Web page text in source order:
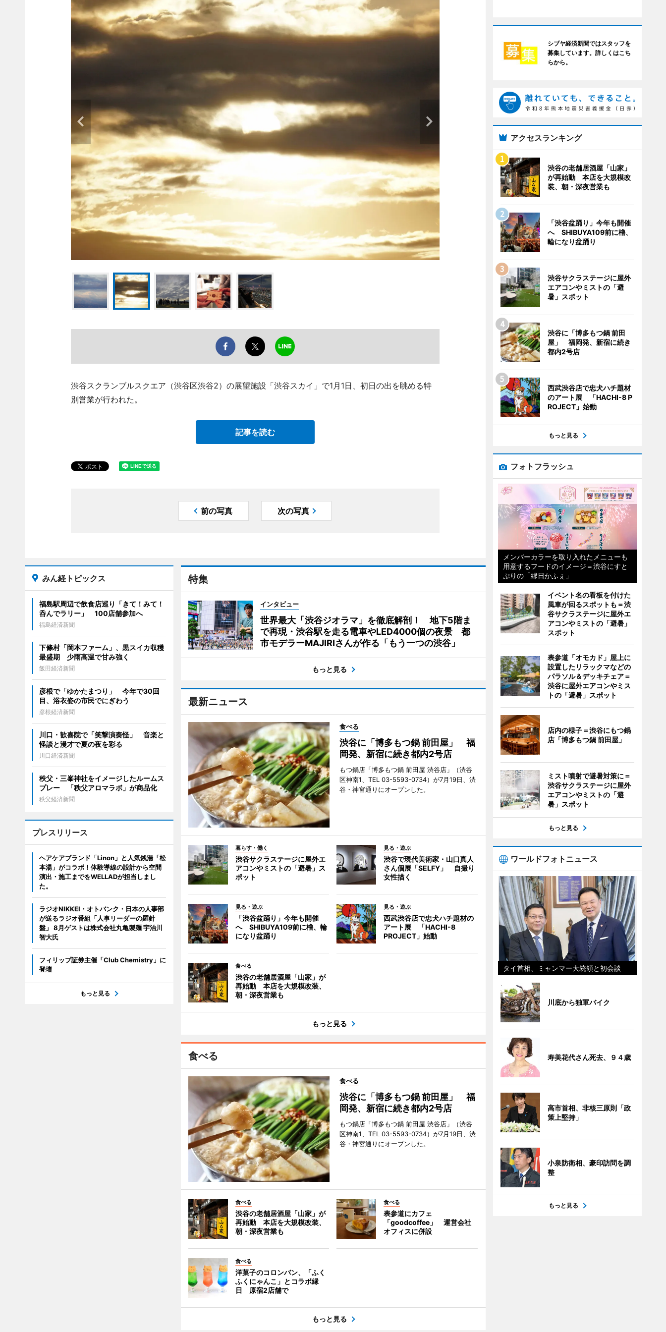
渋谷スクランブルスクエア（渋谷区渋谷2）の展望施設「渋谷スカイ」で1月1日、初日の出を眺める特
別営業が行われた。
記事を読む
前の写真 次の写真
特集
インタビュー
世界最大「渋谷ジオラマ」を徹底解剖！ 地下5階ま
で再現・渋谷駅を走る電車やLED4000個の夜景 都
市モデラーMAJIRIさんが作る「もう一つの渋谷」
もっと見る
最新ニュース
食べる
渋谷に「博多もつ鍋 前田屋」 福
岡発、新宿に続き都内2号店
もつ鍋店「博多もつ鍋 前田屋 渋谷店」（渋谷
区神南1、TEL 03-5593-0734）が7月19日、渋
谷・神宮通りにオープンした。
暮らす・働く
渋谷サクラステージに屋外エ
アコンやミストの「避暑」ス
ポット
見る・遊ぶ
渋谷で現代美術家・山口真人
さん個展「SELFY」 自撮り
女性描く
見る・遊ぶ
「渋谷盆踊り」今年も開催
へ SHIBUYA109前に櫓、輪
になり盆踊り
見る・遊ぶ
西武渋谷店で忠犬ハチ題材の
アート展 「HACHI-8
PROJECT」始動
食べる
渋谷の老舗居酒屋「山家」が
再始動 本店を大規模改装、
朝・深夜営業も
もっと見る
食べる
食べる
渋谷に「博多もつ鍋 前田屋」 福
岡発、新宿に続き都内2号店
もつ鍋店「博多もつ鍋 前田屋 渋谷店」（渋谷
区神南1、TEL 03-5593-0734）が7月19日、渋
谷・神宮通りにオープンした。
食べる
渋谷の老舗居酒屋「山家」が
再始動 本店を大規模改装、
朝・深夜営業も
食べる
表参道にカフェ
「goodcoffee」 運営会社
オフィスに併設
食べる
洋菓子のコロンバン、「ふく
ふくにゃんこ」とコラボ縁
日 原宿2店舗で
もっと見る
みん経トピックス
福島駅周辺で飲食店巡り「きて！みて！
呑んでラリー」 100店舗参加へ
福島経済新聞
下條村「岡本ファーム」、黒スイカ収穫
最盛期 少雨高温で甘み強く
飯田経済新聞
彦根で「ゆかたまつり」 今年で30回
目、浴衣姿の市民でにぎわう
彦根経済新聞
川口・歓喜院で「笑撃演奏怪」 音楽と
怪談と漫才で夏の夜を彩る
川口経済新聞
秩父・三峯神社をイメージしたルームス
プレー 「秩父アロマラボ」が商品化
秩父経済新聞
プレスリリース
ヘアケアブランド「Linon」と人気銭湯「松
本湯」がコラボ！体験導線の設計から空間
演出・施工までをWELLADが担当しまし
た。
ラジオNIKKEI・オトバンク・日本の人事部
が送るラジオ番組「人事リーダーの羅針
盤」 8月ゲストは株式会社丸亀製麺 宇治川
智大氏
フィリップ証券主催「Club Chemistry」に
登壇
もっと見る
シブヤ経済新聞ではスタッフを
募集しています。詳しくはこち
らから。
アクセスランキング
渋谷の老舗居酒屋「山家」
が再始動 本店を大規模改
装、朝・深夜営業も
「渋谷盆踊り」今年も開催
へ SHIBUYA109前に櫓、
輪になり盆踊り
渋谷サクラステージに屋外
エアコンやミストの「避
暑」スポット
渋谷に「博多もつ鍋 前田
屋」 福岡発、新宿に続き
都内2号店
西武渋谷店で忠犬ハチ題材
のアート展 「HACHI-8 P
ROJECT」始動
もっと見る
フォトフラッシュ
メンバーカラーを取り入れたメニューも
用意するフードのイメージ＝渋谷にすと
ぷりの「縁日かふぇ」
イベント名の看板を付けた
風車が回るスポットも＝渋
谷サクラステージに屋外エ
アコンやミストの「避暑」
スポット
表参道「オモカド」屋上に
設置したリラックマなどの
パラソル＆デッキチェア＝
渋谷に屋外エアコンやミス
トの「避暑」スポット
店内の様子＝渋谷にもつ鍋
店「博多もつ鍋 前田屋」
ミスト噴射で避暑対策に＝
渋谷サクラステージに屋外
エアコンやミストの「避
暑」スポット
もっと見る
ワールドフォトニュース
タイ首相、ミャンマー大統領と初会談
川底から独軍バイク
寿美花代さん死去、９４歳
高市首相、非核三原則「政
策上堅持」
小泉防衛相、豪印訪問を調
整
もっと見る